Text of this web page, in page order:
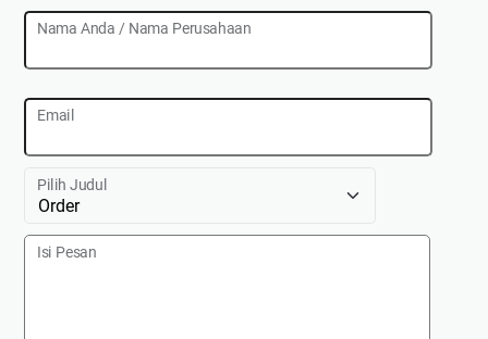
a
n
a
s
e
r
Nama Anda / Nama Perusahaan
Email
Pilih Judul
Isi Pesan